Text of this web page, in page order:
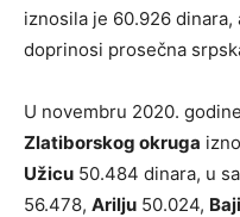
iznosila je 60.926
doprinosi prosečna
U novembru 2020.
Zlatiborskog okruga
Užicu 50.484 dinara, u
56.478, Arilju 50.024,